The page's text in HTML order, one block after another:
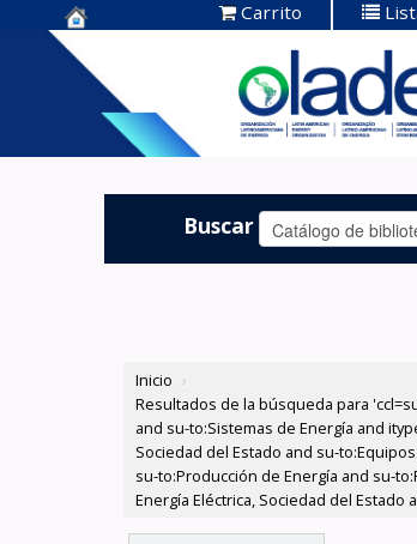
Centro de
Documentación
OLADE -
Carrito
Buscar
Inicio ›
Resultados de la búsqueda para
and su-to:Sistemas de Energía and
Sociedad del Estado and su-
su-to:Producción de Energía and su-
Energía Eléctrica, Sociedad del Estado